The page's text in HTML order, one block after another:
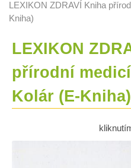
LEXIKON ZDRAVÍ Kniha
Kniha)
LEXIKON
přírodní
Kolár (E-Kniha)